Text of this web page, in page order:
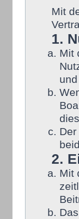
Mit
1.
Mit
2.
Mit